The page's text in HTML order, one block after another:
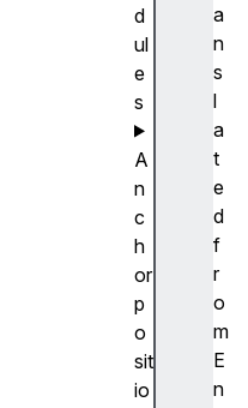
a
n
s
l
a
t
e
d
f
r
o
m
E
n
d
ul
e
s
A
n
c
h
or
p
o
sit
io